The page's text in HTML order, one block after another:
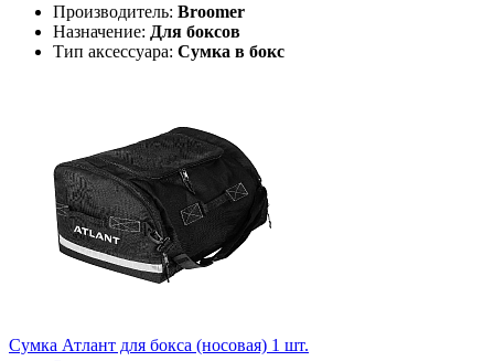
Производитель: Broomer
Назначение: Для боксов
Тип аксессуара: Сумка в бокс
Сумка Атлант для бокса (носовая) 1 шт.